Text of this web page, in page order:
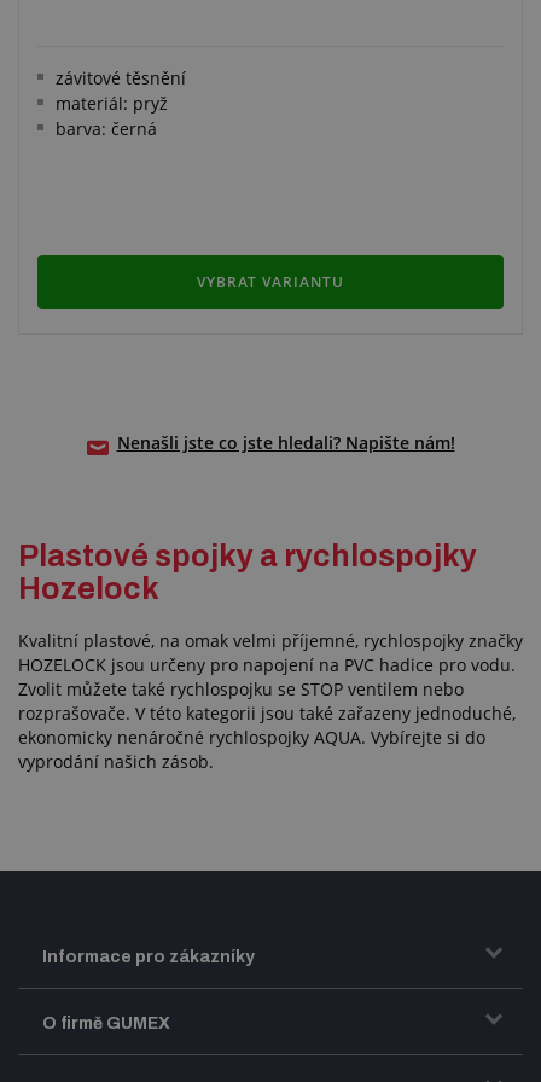
závitové těsnění
materiál: pryž
barva: černá
VYBRAT VARIANTU
Nenašli jste co jste hledali? Napište nám!
Plastové spojky a rychlospojky
Hozelock
Kvalitní plastové, na omak velmi příjemné, rychlospojky značky
HOZELOCK jsou určeny pro napojení na PVC hadice pro vodu.
Zvolit můžete také rychlospojku se STOP ventilem nebo
rozprašovače. V této kategorii jsou také zařazeny jednoduché,
ekonomicky nenáročné rychlospojky AQUA. Vybírejte si do
vyprodání našich zásob.
Informace pro zákazníky
Doprava a zasílání zboží
Obchodní podmínky
O firmě GUMEX